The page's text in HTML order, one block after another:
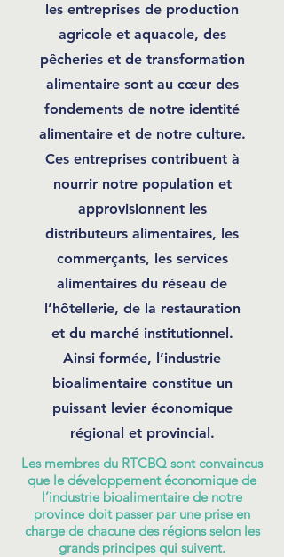
les entreprises de production
agricole et aquacole, des
pêcheries et de transformation
alimentaire sont au cœur des
fondements de notre identité
alimentaire et de notre culture.
Ces entreprises contribuent à
nourrir notre population et
approvisionnent les
distributeurs alimentaires, les
commerçants, les services
alimentaires du réseau de
l’hôtellerie, de la restauration
et du marché institutionnel.
Ainsi formée, l’industrie
bioalimentaire constitue un
puissant levier économique
régional et provincial.
Les membres du RTCBQ sont convaincus
que le développement économique de
l’industrie bioalimentaire de notre
province doit passer par une prise en
charge de chacune des régions selon les
grands principes qui suivent.